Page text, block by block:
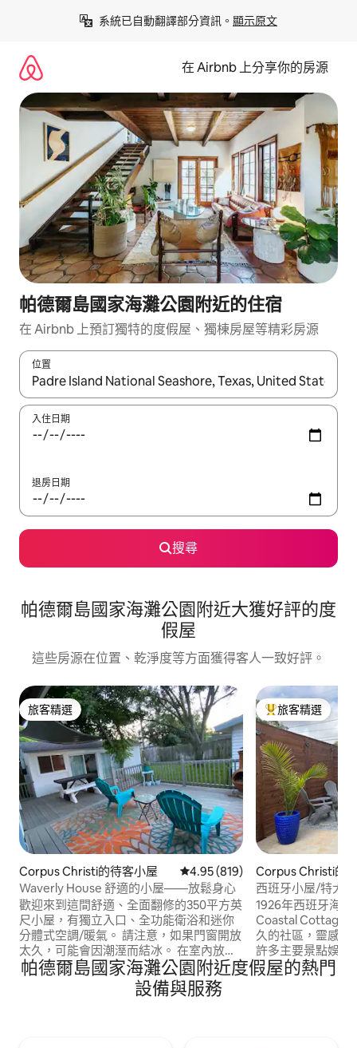
系統已自動翻譯部分資訊。 顯示原文
在 Airbnb 上分享你的房源
帕德爾島國家海灘公園附近的住宿
在 Airbnb 上預訂獨特的度假屋、獨棟房屋等精彩房源
位置
如有搜尋結果，瀏覽內容時請使用上下箭頭，或輕點、滑動裝置。
入住日期
退房日期
搜尋
帕德爾島國家海灘公園附近大獲好評的度
假屋
這些房源在位置、乾淨度等方面獲得客人一致好評。
旅客精選
旅客精選
Corpus Christi的待客小屋 從 819 則評價中獲得 4.95 的平均
4.95 (819)
Waverly House 舒適的小屋——放鬆身心
歡迎來到這間舒適、全面翻修的350平方英
尺小屋，有獨立入口、全功能衛浴和迷你
分體式空調/暖氣。 請注意，如果門窗開放
太久，可能會因潮溼而結冰。 在室內放
鬆，或在完全圍欄的後院和多個休息區的
室外放鬆，非常適合寵物或安靜的早晨。
距野馬島 (Mustang Island) 15分鐘，距阿
旅客精選榜首
旅客精選
Corpus Christi的
西班牙小屋/特大
個街區
1926年西班牙海岸
Coastal Cottage
久的社區，靈感來
許多主要景點娛樂
鬆身心。享受海景
Park），然後在
帕德爾島國家海灘公園附近度假屋的熱門
設備與服務